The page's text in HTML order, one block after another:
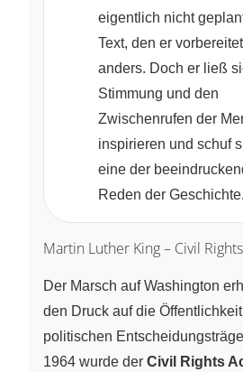
eigentlich nicht
Text, den er
anders. Doch er ließ
Stimmung und den
Zwischenrufen der
inspirieren und schuf
eine der
Reden der Geschichte.
Martin Luther King – Civil
Der Marsch auf Washington
den Druck auf die
politischen
1964 wurde der Civil Rights